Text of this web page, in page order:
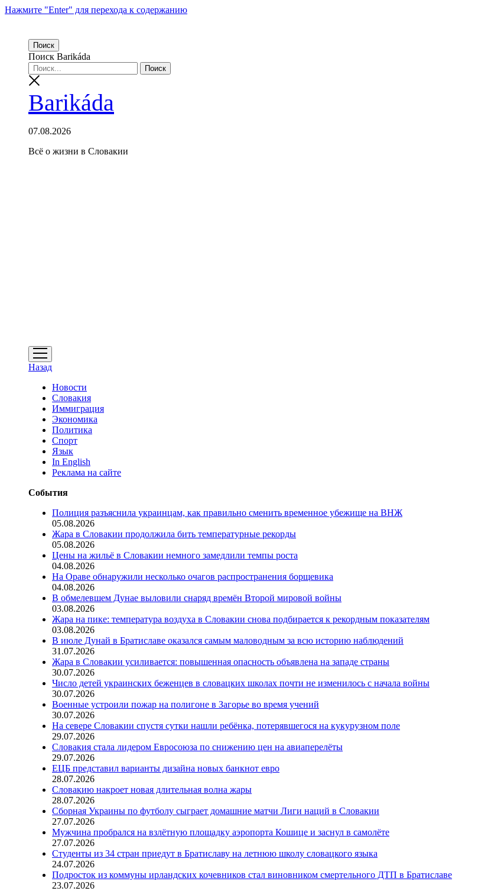
Нажмите "Enter" для перехода к содержанию
Поиск
Поиск Barikáda
Barikáda
07.08.2026
Всё о жизни в Словакии
открыть
меню
Назад
Новости
Словакия
Иммиграция
Экономика
Политика
Спорт
Язык
In English
Реклама на сайте
События
Полиция разъяснила украинцам, как правильно сменить временное убежище на ВНЖ
05.08.2026
Жара в Словакии продолжила бить температурные рекорды
05.08.2026
Цены на жильё в Словакии немного замедлили темпы роста
04.08.2026
На Ораве обнаружили несколько очагов распространения борщевика
04.08.2026
В обмелевшем Дунае выловили снаряд времён Второй мировой войны
03.08.2026
Жара на пике: температура воздуха в Словакии снова подбирается к рекордным показателям
03.08.2026
В июле Дунай в Братиславе оказался самым маловодным за всю историю наблюдений
31.07.2026
Жара в Словакии усиливается: повышенная опасность объявлена на западе страны
30.07.2026
Число детей украинских беженцев в словацких школах почти не изменилось с начала войны
30.07.2026
Военные устроили пожар на полигоне в Загорье во время учений
30.07.2026
На севере Словакии спустя сутки нашли ребёнка, потерявшегося на кукурузном поле
29.07.2026
Словакия стала лидером Евросоюза по снижению цен на авиаперелёты
29.07.2026
ЕЦБ представил варианты дизайна новых банкнот евро
28.07.2026
Словакию накроет новая длительная волна жары
28.07.2026
Сборная Украины по футболу сыграет домашние матчи Лиги наций в Словакии
27.07.2026
Мужчина пробрался на взлётную площадку аэропорта Кошице и заснул в самолёте
27.07.2026
Студенты из 34 стран приедут в Братиславу на летнюю школу словацкого языка
24.07.2026
Подросток из коммуны ирландских кочевников стал виновником смертельного ДТП в Братиславе
23.07.2026